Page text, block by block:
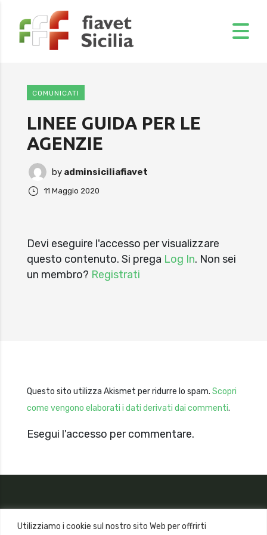
Utilizziamo i cookie sul nostro sito Web per offrirti
COMUNICATI
LINEE GUIDA PER LE
AGENZIE
by adminsiciliafiavet
11 Maggio 2020
Devi eseguire l'accesso per visualizzare
questo contenuto. Si prega Log In. Non sei
un membro? Registrati
Esegui l'accesso per commentare.
Questo sito utilizza Akismet per ridurre lo spam. Scopri
come vengono elaborati i dati derivati dai commenti.